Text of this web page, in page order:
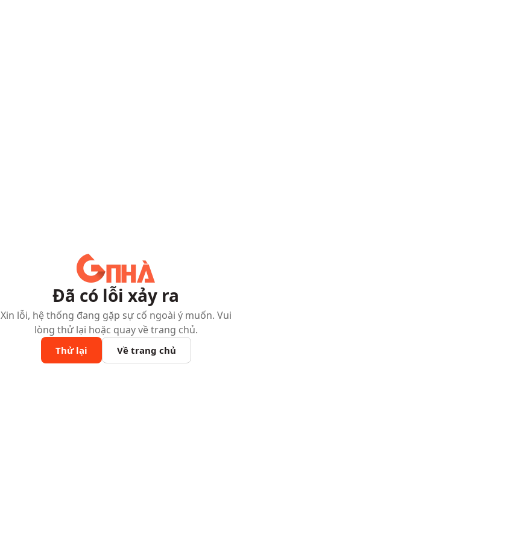
Đã có lỗi xảy ra
Xin lỗi, hệ thống đang gặp sự cố ngoài ý muốn. Vui
lòng thử lại hoặc quay về trang chủ.
Thử lại Về trang chủ